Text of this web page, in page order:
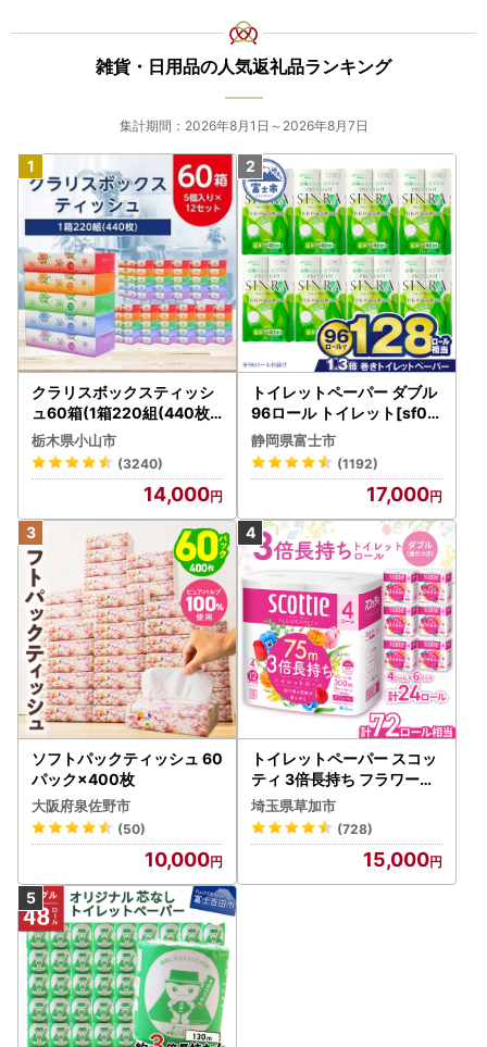
雑貨・日用品の人気返礼品ランキング
集計期間：2026年8月1日～2026年8月7日
クラリスボックスティッシ
ュ60箱(1箱220組(440枚))
(5個入り×12セット)【配送
不可地域：離島・沖縄県】
【1256759】
栃木県小山市
(3240)
14,000
トイレットペーパー ダブル
96ロール トイレット[sf00
1-012]
静岡県富士市
(1192)
17,000
ソフトパックティッシュ 60
パック×400枚
大阪府泉佐野市
(50)
10,000
トイレットペーパー スコッ
ティ 3倍長持ち フラワーパ
ック 4ロール×6P
埼玉県草加市
(728)
15,000